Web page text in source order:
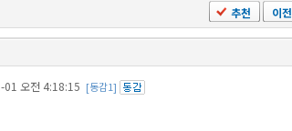
추천 이전
01 오전 4:18:15 [동감1]